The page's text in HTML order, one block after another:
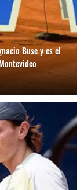
Buse y es el